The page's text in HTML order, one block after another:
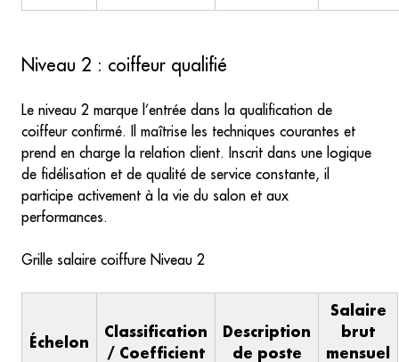
Niveau 2 : coiffeur qualifié
Le niveau 2 marque l’entrée dans la qualification de
coiffeur confirmé. Il maîtrise les techniques courantes et
prend en charge la relation client. Inscrit dans une logique
de fidélisation et de qualité de service constante, il
participe activement à la vie du salon et aux
performances.
Grille salaire coiffure Niveau 2
Échelon
Classification
/ Coefficient
Description
de poste
Salaire
brut
mensuel